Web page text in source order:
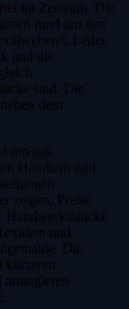
im Zentrum. Die
rund um den
Leder,
und die
sind. Die
dem
um das
Händlern und
zeigen. Preise
und
Die
kürzeren
arrangieren